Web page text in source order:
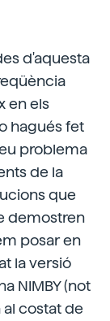
d'aquesta
en els
hagués fet
problema
de la
que
demostren
posar en
la versió
NIMBY (not
costat de